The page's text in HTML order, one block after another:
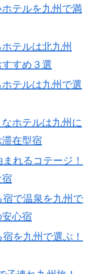
テルを九州で満
テルは北九州
すめ３選
テルは九州で選
ホテルは九州に
在型宿
れるコテージ！
で温泉を九州で
心宿
を九州で選ぶ！